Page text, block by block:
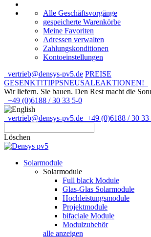
Alle Geschäftsvorgänge
gespeicherte Warenkörbe
Meine Favoriten
Adressen verwalten
Zahlungskonditionen
Kontoeinstellungen
vertrieb@densys-pv5.de PREISE
GESENKT!TIPPSNEUSALEAKTIONEN!
Wir liefern. Sie bauen. Den Rest macht die
+49 (0)6188 / 30 33 5-0
vertrieb@densys-pv5.de +49 (0)6188 / 30 33
Löschen
Solarmodule
Solarmodule
Full black Module
Glas-Glas Solarmodule
Hochleistungsmodule
Projektmodule
bifaciale Module
Modulzubehör
alle anzeigen